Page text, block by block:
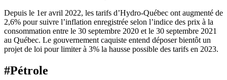
Depuis le 1er avril 2022, les tarifs d’Hydro-Québec ont augmenté de
2,6% pour suivre l’inflation enregistrée selon l’indice des prix à la
consommation entre le 30 septembre 2020 et le 30 septembre 2021
au Québec. Le gouvernement caquiste entend déposer bientôt un
projet de loi pour limiter à 3% la hausse possible des tarifs en 2023.
#Pétrole